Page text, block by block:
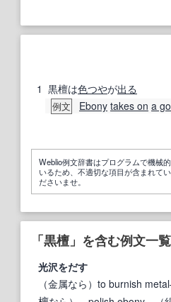
1 黒檀は色つやが出る
例文 Ebony takes on a
Weblio例文辞書はプログラムで機械
いるため、不適切な項目が含まれて
ださいませ。
「黒檀」を含む例文一
光沢をだす
（金属なら）to burnish